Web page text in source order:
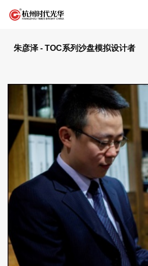
朱彦泽 - TOC系列沙盘模拟设计者